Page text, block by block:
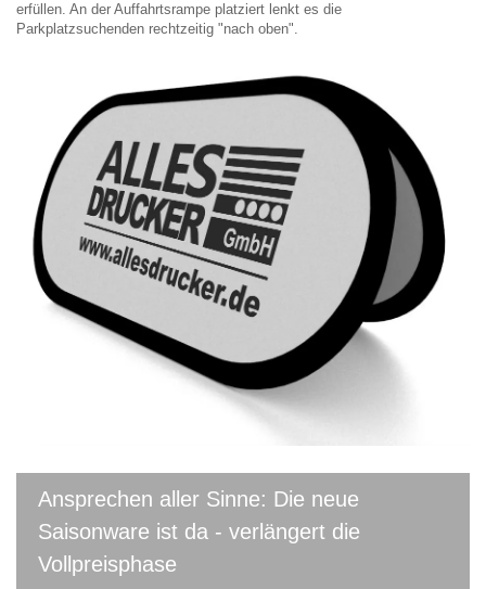
erfüllen. An der Auffahrtsrampe platziert lenkt es die
Parkplatzsuchenden rechtzeitig "nach oben".
Ansprechen aller Sinne: Die neue
Saisonware ist da - verlängert die
Vollpreisphase